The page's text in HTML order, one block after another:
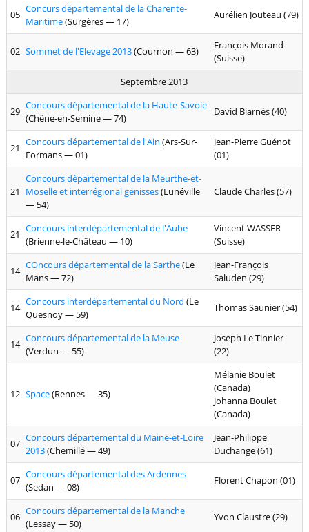
05 Concurs départemental de la Charente-
Maritime(Surgères — 17)
Aurélien Jouteau (79)
02 Sommet de l'Elevage 2013(Cournon — 63)
François Morand
(Suisse)
Septembre 2013
29 Concours départemental de la Haute-Savoie
(Chêne-en-Semine — 74)
David Biarnès (40)
21 Concours départemental de l'Ain (Ars-Sur-
Formans — 01)
Jean-Pierre Guénot
(01)
21
Concours départemental de la Meurthe-et-
Moselle et interrégional génisses(Lunéville
— 54)
Claude Charles (57)
21 Concours interdépartemental de l'Aube
(Brienne-le-Château — 10)
Vincent WASSER
(Suisse)
14 COncours départemental de la Sarthe(Le
Mans — 72)
Jean-François
Saluden (29)
14 Concours interdépartemental du Nord (Le
Quesnoy — 59)
Thomas Saunier (54)
14 Concours départemental de la Meuse
(Verdun — 55)
Joseph Le Tinnier
(22)
12 Space(Rennes — 35)
Mélanie Boulet
(Canada)
Johanna Boulet
(Canada)
07 Concours départemental du Maine-et-Loire
2013(Chemillé — 49)
Jean-Philippe
Duchange (61)
07 Concours départemental des Ardennes
(Sedan — 08)
Florent Chapon (01)
06 Concours départemental de la Manche
(Lessay — 50)
Yvon Claustre (29)